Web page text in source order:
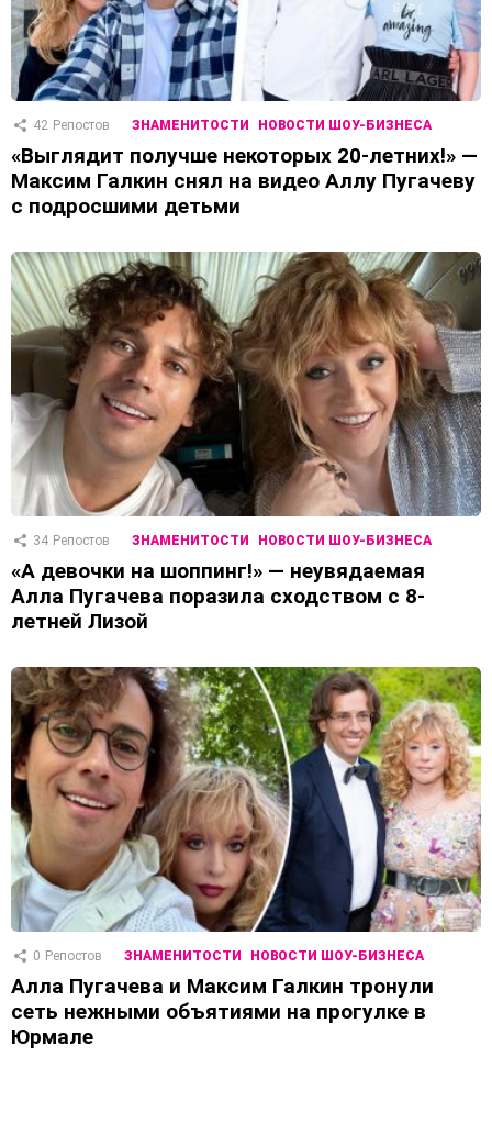
42 Репостов ЗНАМЕНИТОСТИ НОВОСТИ ШОУ-БИЗНЕСА
«Выглядит получше некоторых 20-летних!» —
Максим Галкин снял на видео Аллу Пугачеву
с подросшими детьми
34 Репостов ЗНАМЕНИТОСТИ НОВОСТИ ШОУ-БИЗНЕСА
«А девочки на шоппинг!» — неувядаемая
Алла Пугачева поразила сходством с 8-
летней Лизой
0 Репостов ЗНАМЕНИТОСТИ НОВОСТИ ШОУ-БИЗНЕСА
Алла Пугачева и Максим Галкин тронули
сеть нежными объятиями на прогулке в
Юрмале